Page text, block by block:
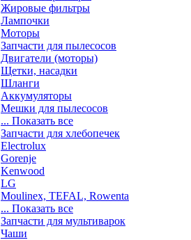
Жировые фильтры
Лампочки
Моторы
Запчасти для пылесосов
Двигатели (моторы)
Щетки, насадки
Шланги
Аккумуляторы
Мешки для пылесосов
... Показать все
Запчасти для хлебопечек
Electrolux
Gorenje
Kenwood
LG
Moulinex, TEFAL, Rowenta
... Показать все
Запчасти для мультиварок
Чаши